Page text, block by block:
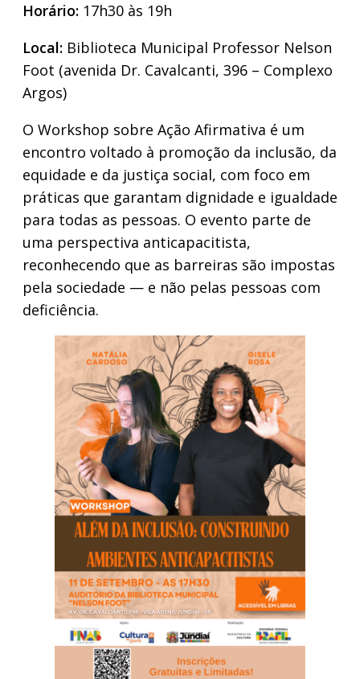
Horário: 17h30 às 19h
Local: Biblioteca Municipal Professor Nelson
Foot (avenida Dr. Cavalcanti, 396 – Complexo
Argos)
O Workshop sobre Ação Afirmativa é um
encontro voltado à promoção da inclusão, da
equidade e da justiça social, com foco em
práticas que garantam dignidade e igualdade
para todas as pessoas. O evento parte de
uma perspectiva anticapacitista,
reconhecendo que as barreiras são impostas
pela sociedade — e não pelas pessoas com
deficiência.